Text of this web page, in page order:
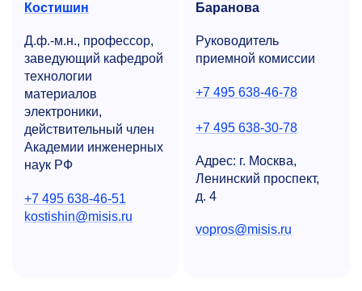
Костишин
Д.ф.-м.н., профессор,
заведующий кафедрой
технологии
материалов
электроники,
действительный член
Академии инженерных
наук РФ
+7 495 638-46-51
kostishin@misis.ru
Баранова
Руководитель
приемной комиссии
+7 495 638-46-78
+7 495 638-30-78
Адрес: г. Москва,
Ленинский проспект,
д. 4
vopros@misis.ru